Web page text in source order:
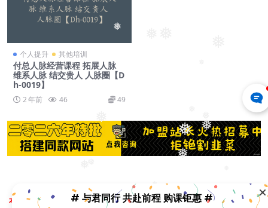
❅
❅
❅
❅
❅ ❅
❅
❅
个人提升 其他培训
付总人脉经营课程 拓展人脉
维系人脉 结交贵人 人脉圈【D
h-0019】
2 年前 46 49
Copyright © 2023 找课程网
- All rights reserved
本站支持课程资源互换，优质课程资源互换请联系微信在线客服：zkcw598 (备
# 与君同行 共赴前程 购课钜惠 #